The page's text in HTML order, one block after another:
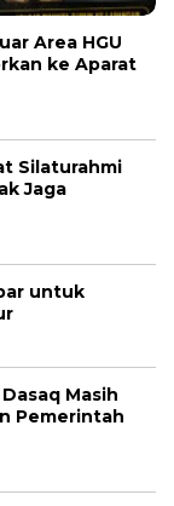
Area HGU
ke Aparat
Silaturahmi
Jaga
untuk
Masih
Pemerintah